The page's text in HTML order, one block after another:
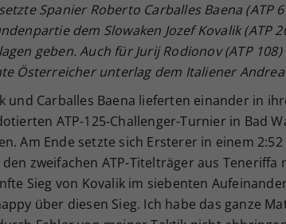
Spanier Roberto Carballes Baena (ATP
dem Slowaken Jozef Kovalik (ATP
geben. Auch für Jurij Rodionov (ATP
Österreicher unterlag dem Italiener Andrea
und Carballes Baena lieferten einander in
ATP-125-Challenger-Turnier in Bad
Am Ende setzte sich Ersterer in einem
den zweifachen ATP-Titelträger aus Teneriffa
Sieg von Kovalik im siebenten
über diesen Sieg. Ich habe das ganze